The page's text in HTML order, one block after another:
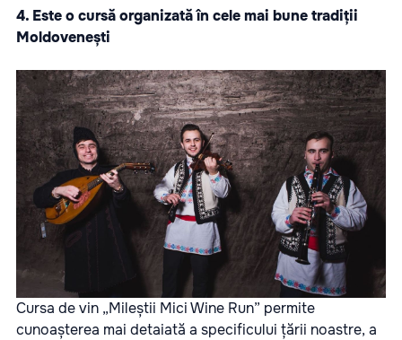
4. Este o cursă organizată în cele mai bune tradiții
Moldovenești
Cursa de vin „Mileștii Mici Wine Run” permite
cunoașterea mai detaiată a specificului țării noastre, a